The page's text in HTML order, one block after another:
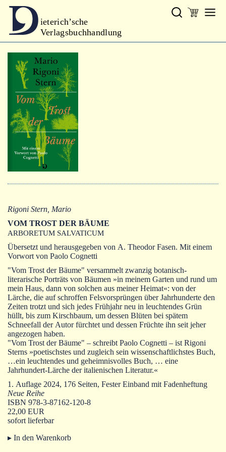
ieterich’sche
Verlagsbuchhandlung
Handbibliothek Dieterich
Bibliophilia
Autoren
Warenkorb
Rigoni Stern, Mario
VOM TROST DER BÄUME
ARBORETUM SALVATICUM
Übersetzt und herausgegeben von A. Theodor Fasen. Mit einem
Vorwort von Paolo Cognetti
"Vom Trost der Bäume" versammelt zwanzig botanisch-
literarische Porträts von Bäumen »in meinem Garten und rund um
mein Haus, dann von solchen aus meiner Heimat«: von der
Lärche, die auf schroffen Felsvorsprüngen über Jahrhunderte den
Zeiten trotzt und sich jedes Frühjahr neu in leuchtendes Grün
hüllt, bis zum Kirschbaum, um dessen Blüten bei spätem
Schneefall der Autor fürchtet und dessen Früchte ihn seit jeher
angezogen haben.
"Vom Trost der Bäume" – schreibt Paolo Cognetti – ist Rigoni
Sterns »poetischstes und zugleich sein wissenschaftlichstes Buch,
…ein leuchtendes und geheimnisvolles Buch, … eine
Jahrhundert-Lärche der italienischen Literatur.«
1. Auflage 2024, 176 Seiten, Fester Einband mit Fadenheftung
Neue Reihe
ISBN 978-3-87162-120-8
22,00 EUR
sofort lieferbar
▸ In den Warenkorb